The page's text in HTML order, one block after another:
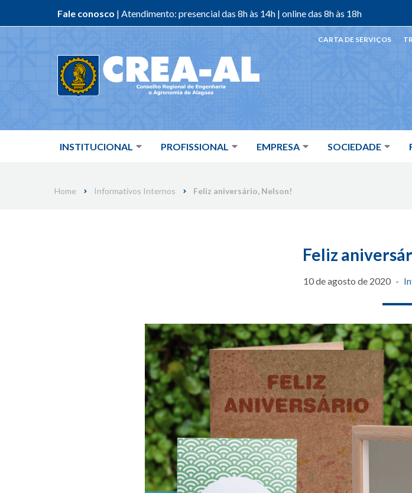
Fale conosco | Atendimento: presencial das 8h às 14h | online das 8h às 18h
INSTITUCIONAL PROFISSIONAL EMPRESA SOCIEDADE
CARTA DE SERVIÇOS
Home Informativos Internos Feliz aniversário, Nelson!
Feliz
10 de agosto de 2020